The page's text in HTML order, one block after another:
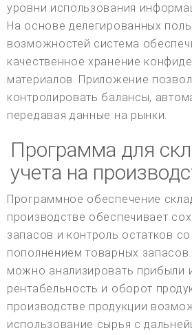
уровни использования
На основе делегированных
возможностей система
качественное хранение
материалов. Приложение
контролировать балансы,
передавая данные на рынки.
Программа для
учета на
Программное обеспечение
производстве обеспечивает
запасов и контроль остатков
пополнением товарных
можно анализировать прибыли
рентабельность и оборот
производстве продукции
использование сырья с